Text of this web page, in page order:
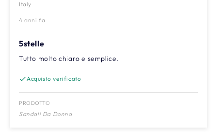
Italy
4 anni fa
5stelle
Tutto molto chiaro e semplice.
Acquisto verificato
PRODOTTO
Sandali Da Donna